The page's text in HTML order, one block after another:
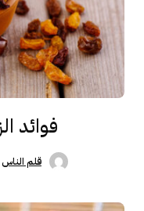
فوائد
قلم الناس